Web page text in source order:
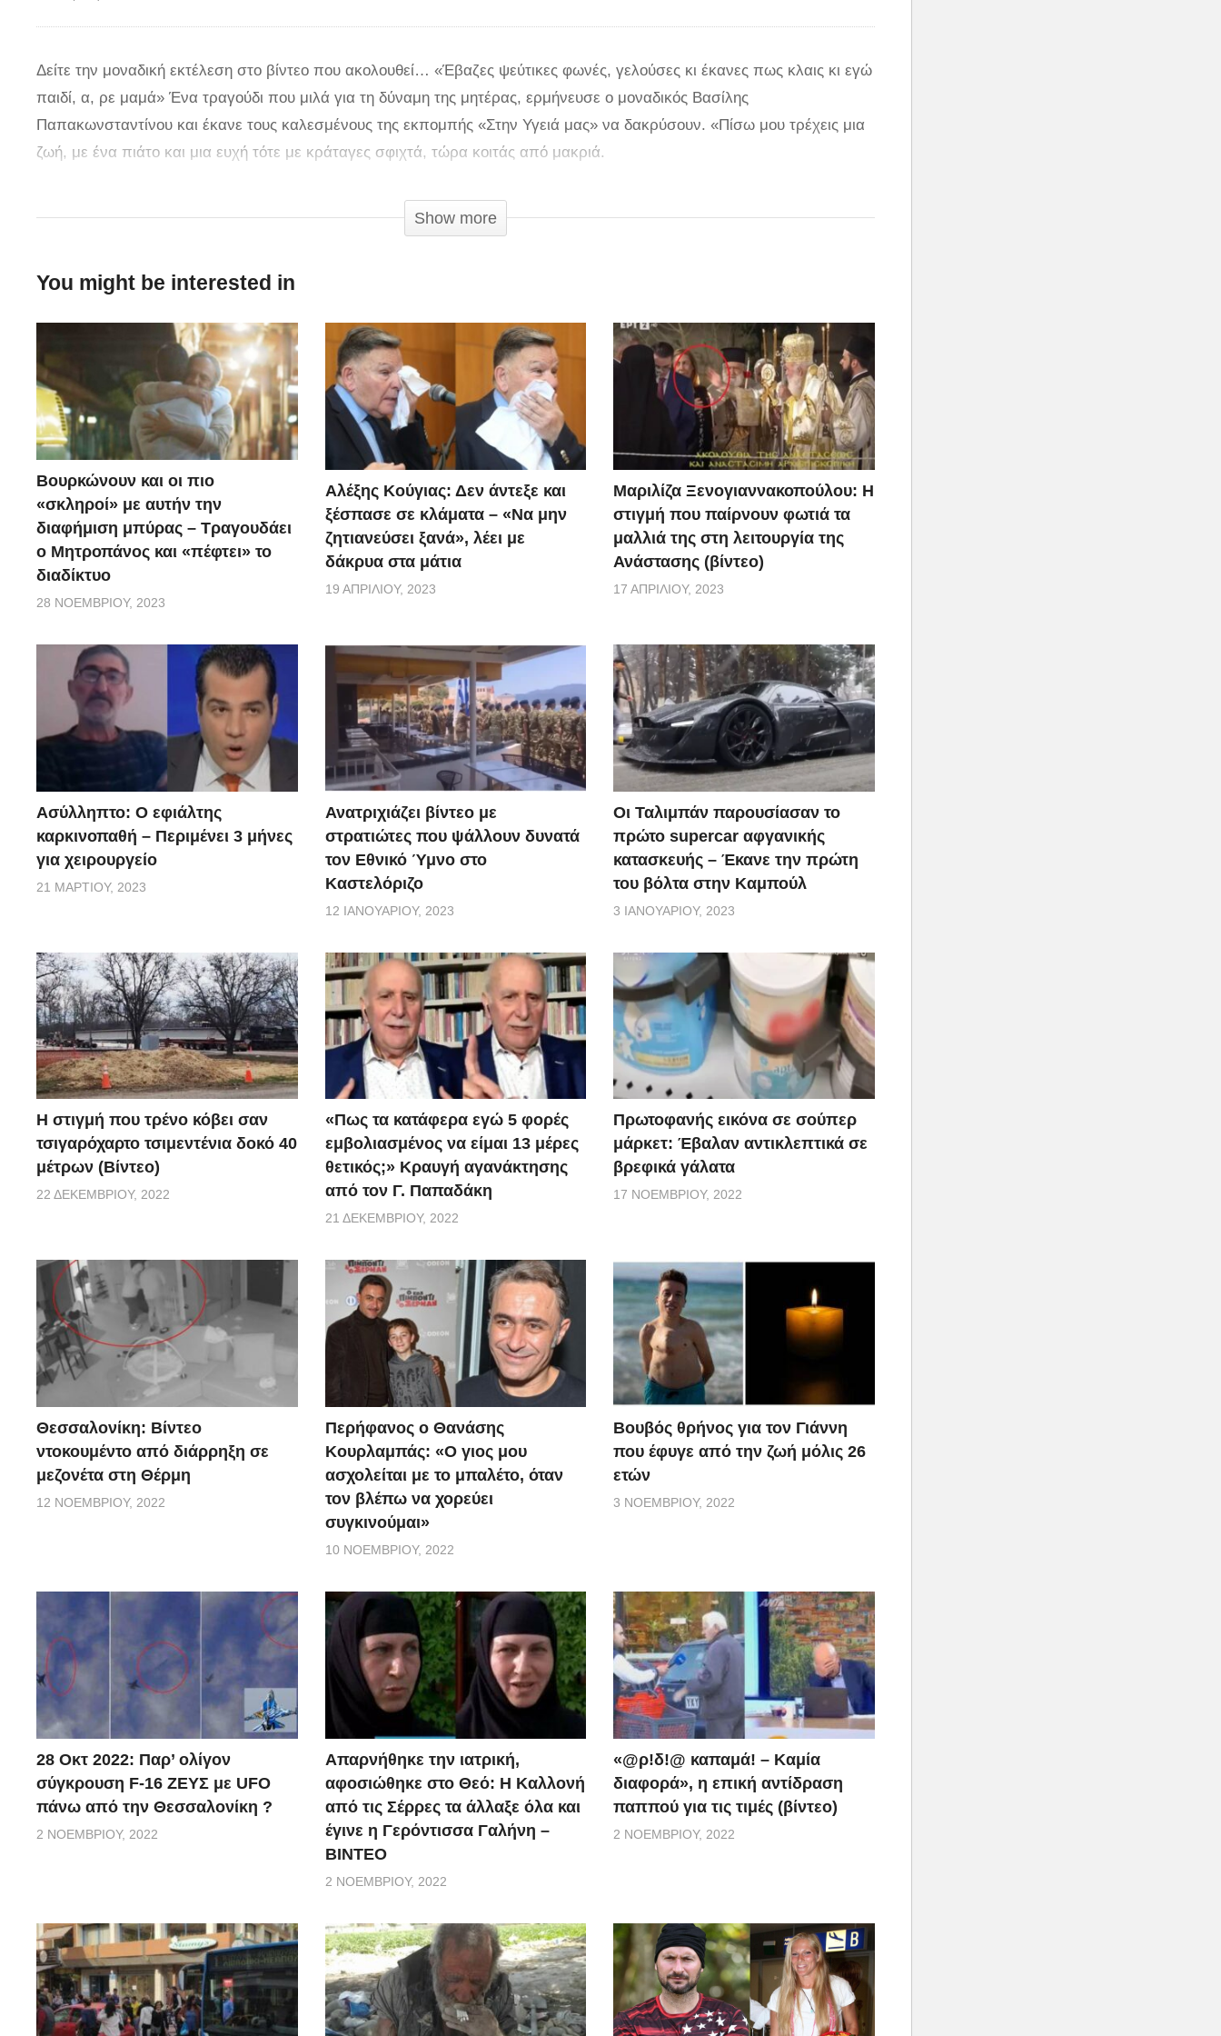
Δείτε την μοναδική εκτέλεση στο βίντεο που ακολουθεί… «Έβαζες ψεύτικες φωνές, γελούσες κι έκανες πως κλαις κι εγώ
παιδί, α, ρε μαμά» Ένα τραγούδι που μιλά για τη δύναμη της μητέρας, ερμήνευσε ο μοναδικός Βασίλης
Παπακωνσταντίνου και έκανε τους καλεσμένους της εκπομπής «Στην Υγειά μας» να δακρύσουν. «Πίσω μου τρέχεις μια
ζωή, με ένα πιάτο και μια ευχή τότε με κράταγες σφιχτά, τώρα κοιτάς από μακριά.
Μέσα απ’ τα δόντια να μιλάς, σ’ ακούω σαν τώρα «Μη με σκας» «Δε θα σε ανεχτεί κανείς» «Θα πας χαμένος, θα το
δεις», α, ρε μαμά» Ένα τραγούδι αφιερωμένο στη δύναμη που κρύβει η κάθε μάνα μέσα της ήταν αρκετό για να
κατάφερε να συγκρατήσει τα δάκρυά του, καθώς η εκπληκτική ερμηνεία του Βασίλη Παπακωνσταντίνου τον άγγιξε
Show more
You might be interested in
Βουρκώνουν και οι πιο
«σκληροί» με αυτήν την
διαφήμιση μπύρας – Τραγουδάει
ο Μητροπάνος και «πέφτει» το
διαδίκτυο
28 ΝΟΕΜΒΡΊΟΥ, 2023
Αλέξης Κούγιας: Δεν άντεξε και
ξέσπασε σε κλάματα – «Να μην
ζητιανεύσει ξανά», λέει με
δάκρυα στα μάτια
19 ΑΠΡΙΛΊΟΥ, 2023
Μαριλίζα Ξενογιαννακοπούλου: Η
στιγμή που παίρνουν φωτιά τα
μαλλιά της στη λειτουργία της
Ανάστασης (βίντεο)
17 ΑΠΡΙΛΊΟΥ, 2023
Ασύλληπτο: Ο εφιάλτης
καρκινοπαθή – Περιμένει 3 μήνες
για χειρουργείο
21 ΜΑΡΤΊΟΥ, 2023
Ανατριχιάζει βίντεο με
στρατιώτες που ψάλλουν δυνατά
τον Εθνικό Ύμνο στο
Καστελόριζο
12 ΙΑΝΟΥΑΡΊΟΥ, 2023
Οι Ταλιμπάν παρουσίασαν το
πρώτο supercar αφγανικής
κατασκευής – Έκανε την πρώτη
του βόλτα στην Καμπούλ
3 ΙΑΝΟΥΑΡΊΟΥ, 2023
H στιγμή που τρένο κόβει σαν
τσιγαρόχαρτο τσιμεντένια δοκό 40
μέτρων (Βίντεο)
22 ΔΕΚΕΜΒΡΊΟΥ, 2022
«Πως τα κατάφερα εγώ 5 φορές
εμβoλιασμένος να είμαι 13 μέρες
θετικός;» Κραυγή αγανάκτησης
από τον Γ. Παπαδάκη
21 ΔΕΚΕΜΒΡΊΟΥ, 2022
Πρωτοφανής εικόνα σε σούπερ
μάρκετ: Έβαλαν αντικλεπτικά σε
βρεφικά γάλατα
17 ΝΟΕΜΒΡΊΟΥ, 2022
Θεσσαλονίκη: Βίντεο
ντοκουμέντο από διάρρηξη σε
μεζονέτα στη Θέρμη
12 ΝΟΕΜΒΡΊΟΥ, 2022
Περήφανος ο Θανάσης
Κουρλαμπάς: «Ο γιος μου
ασχολείται με το μπαλέτο, όταν
τον βλέπω να χορεύει
συγκινούμαι»
10 ΝΟΕΜΒΡΊΟΥ, 2022
Βουβός θρήνος για τον Γιάννη
που έφυγε από την ζωή μόλις 26
ετών
3 ΝΟΕΜΒΡΊΟΥ, 2022
28 Οκτ 2022: Παρ’ ολίγον
σύγκρουση F-16 ΖΕΥΣ με UFO
πάνω από την Θεσσαλονίκη ?
2 ΝΟΕΜΒΡΊΟΥ, 2022
Απαρνήθηκε την ιατρική,
αφοσιώθηκε στο Θεό: Η Καλλονή
από τις Σέρρες τα άλλαξε όλα και
έγινε η Γερόντισσα Γαλήνη –
ΒΙΝΤΕΟ
2 ΝΟΕΜΒΡΊΟΥ, 2022
«@ρ!δ!@ καπαμά! – Καμία
διαφορά», η επική αντίδραση
παππού για τις τιμές (βίντεο)
2 ΝΟΕΜΒΡΊΟΥ, 2022